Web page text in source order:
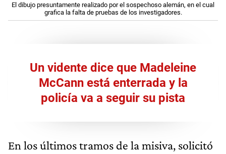
El dibujo presuntamente realizado por el sospechoso alemán, en el cual
grafica la falta de pruebas de los investigadores.
Un vidente dice que Madeleine
McCann está enterrada y la
policía va a seguir su pista
En los últimos tramos de la misiva, solicitó